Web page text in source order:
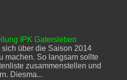
IPK Gatersleben
sich über die Saison 2014
machen. So langsam sollte
zusammenstellen und
Diesma...